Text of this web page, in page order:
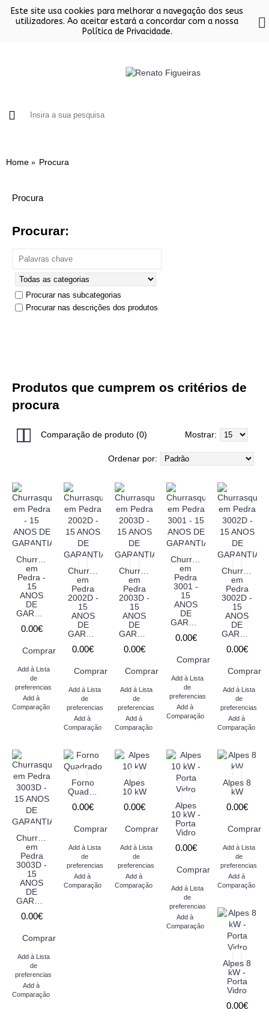
Este site usa cookies para melhorar a navegação dos seus
utilizadores. Ao aceitar estará a concordar com a nossa
Política de Privacidade.
Home Procura
Procura
Procurar:
Procurar nas subcategorias
Procurar nas descrições dos produtos
Produtos que cumprem os critérios de
procura
Comparação de produto (0) Mostrar:
Ordenar por:
Churrasqueira
em
Pedra -
15
ANOS
DE
GARANTIA
0.00€
Comprar
Add à Lista
de
preferencias
Add à
Comparação
Churrasqueira
em
Pedra
2002D -
15
ANOS
DE
GARANTIA
0.00€
Comprar
Add à Lista
de
preferencias
Add à
Comparação
Churrasqueira
em
Pedra
2003D -
15
ANOS
DE
GARANTIA
0.00€
Comprar
Add à Lista
de
preferencias
Add à
Comparação
Churrasqueira
em
Pedra
3001 -
15
ANOS
DE
GARANTIA
0.00€
Comprar
Add à Lista
de
preferencias
Add à
Comparação
em
Pedra
3002D -
15
ANOS
DE
GARANTIA
0.00€
Comprar
Add à Lista
de
preferencias
Add à
Comparação
Churrasqueira
em
Pedra
3003D -
15
ANOS
DE
GARANTIA
0.00€
Comprar
Add à Lista
de
preferencias
Add à
Comparação
Forno
Quadrado
0.00€
Comprar
Add à Lista
de
preferencias
Add à
Comparação
Alpes
10 kW
0.00€
Comprar
Add à Lista
de
preferencias
Add à
Comparação
Alpes
10 kW -
Porta
Vidro
0.00€
Comprar
Add à Lista
de
preferencias
Add à
Comparação
Alpes 8
kW
0.00€
Comprar
Add à Lista
de
preferencias
Add à
Comparação
Alpes 8
kW -
Porta
Vidro
0.00€